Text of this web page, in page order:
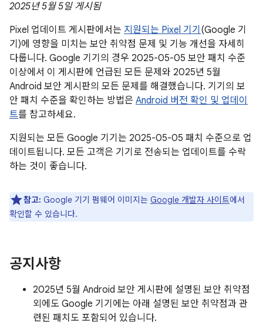
2025년 5월 5일 게시됨
Pixel 업데이트 게시판에서는 지원되는 Pixel 기기 (Google 기
기)에 영향을 미치는 보안 취약점 문제 및 기능 개선을 자세히
다룹니다. Google 기기의 경우 2025-05-05 보안 패치 수준
이상에서 이 게시판에 언급된 모든 문제와 2025년 5월
Android 보안 게시판의 모든 문제를 해결했습니다. 기기의 보
안 패치 수준을 확인하는 방법은 Android 버전 확인 및 업데이
트를 참고하세요.
지원되는 모든 Google 기기는 2025-05-05 패치 수준으로 업
데이트됩니다. 모든 고객은 기기로 전송되는 업데이트를 수락
하는 것이 좋습니다.
참고: Google 기기 펌웨어 이미지는 Google 개발자 사이트에서
확인할 수 있습니다.
공지사항
2025년 5월 Android 보안 게시판에 설명된 보안 취약점
외에도 Google 기기에는 아래 설명된 보안 취약점과 관
련된 패치도 포함되어 있습니다.